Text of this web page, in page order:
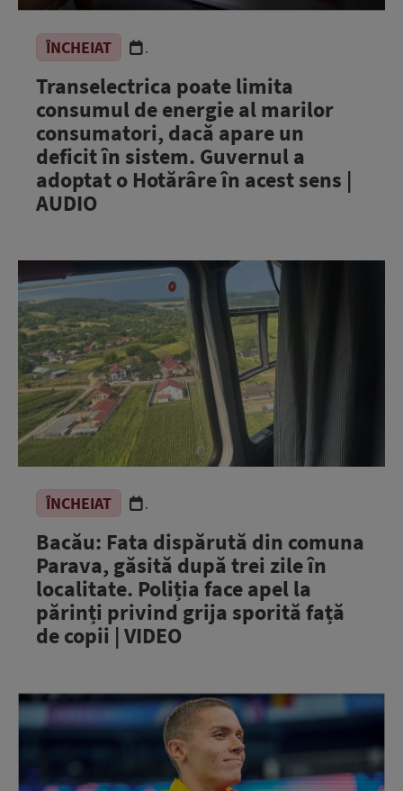
ÎNCHEIAT .
Transelectrica poate limita
consumul de energie al marilor
consumatori, dacă apare un
deficit în sistem. Guvernul a
adoptat o Hotărâre în acest sens |
AUDIO
ÎNCHEIAT .
Bacău: Fata dispărută din comuna
Parava, găsită după trei zile în
localitate. Poliția face apel la
părinți privind grija sporită față
de copii | VIDEO